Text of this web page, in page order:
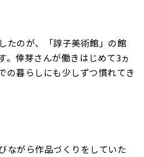
たのが、「諄子美術館」の館
。倖芽さんが働きはじめて3ヵ
の暮らしにも少しずつ慣れてき
ながら作品づくりをしていた